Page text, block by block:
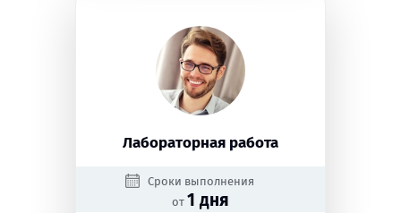
Лабораторная работа
Сроки выполнения
от 1 дня